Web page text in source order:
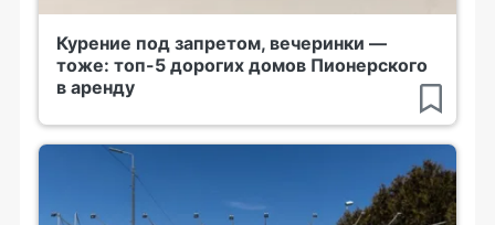
Курение под запретом, вечеринки —
тоже: топ-5 дорогих домов Пионерского
в аренду